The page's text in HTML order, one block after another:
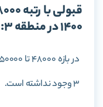
1400 در منطقه 3:
3 وجود نداشته است.